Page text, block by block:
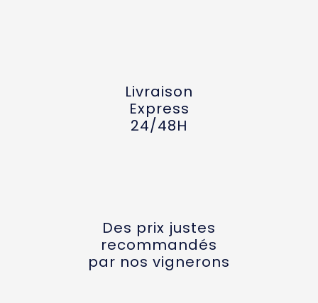
Livraison
Express
24/48H
Des prix justes
recommandés
par nos vignerons